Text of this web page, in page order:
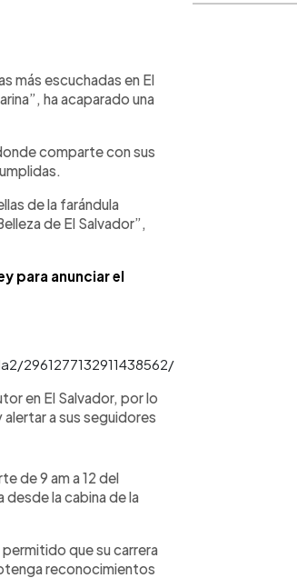
más escuchadas en El
ha acaparado una
comparte con sus
de la farándula
de El Salvador”,
para anunciar el
2961277132911438562/
en El Salvador, por lo
a sus seguidores
de 9 am a 12 del
desde la cabina de la
que su carrera
reconocimientos